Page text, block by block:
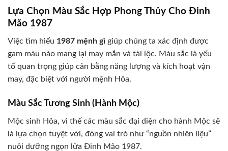
Lựa Chọn Màu Sắc Hợp Phong Thủy Cho Đinh
Mão 1987
Việc tìm hiểu 1987 mệnh gì giúp chúng ta xác định được
gam màu nào mang lại may mắn và tài lộc. Màu sắc là yếu
tố quan trọng giúp cân bằng năng lượng và kích hoạt vận
may, đặc biệt với người mệnh Hỏa.
Màu Sắc Tương Sinh (Hành Mộc)
Mộc sinh Hỏa, vì thế các màu sắc đại diện cho hành Mộc sẽ
là lựa chọn tuyệt vời, đóng vai trò như “nguồn nhiên liệu”
nuôi dưỡng ngọn lửa Đinh Mão 1987.